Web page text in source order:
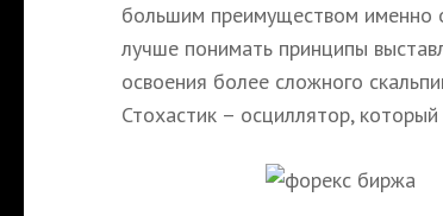
большим преимуществом именно
лучше понимать принципы
освоения более сложного
Стохастик – осциллятор,